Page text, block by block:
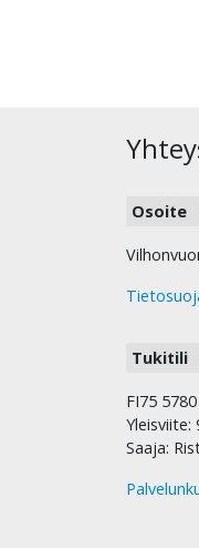
Osoite
Tukitili
FI75
Yleisviite:
Saaja: